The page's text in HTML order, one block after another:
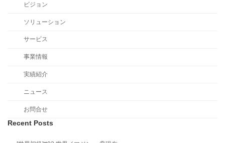
ビジョン
ソリューション
サービス
事業情報
実績紹介
ニュース
お問合せ
Recent Posts